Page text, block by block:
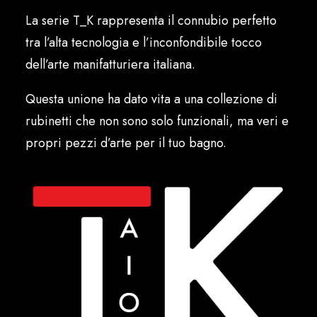
La serie T_K rappresenta il connubio perfetto
tra l’alta tecnologia e l’inconfondibile tocco
dell’arte manifatturiera italiana.
Questa unione ha dato vita a una collezione di
rubinetti che non sono solo funzionali, ma veri e
propri pezzi d’arte per il tuo bagno.